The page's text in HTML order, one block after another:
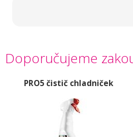
Doporučujeme
PRO5 čistič chladniček